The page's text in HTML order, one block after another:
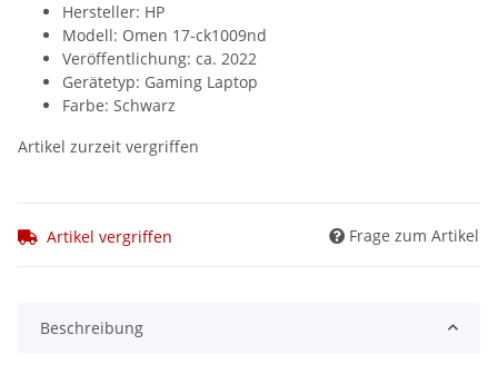
Hersteller: HP
Modell: Omen 17-ck1009nd
Veröffentlichung: ca. 2022
Gerätetyp: Gaming Laptop
Farbe: Schwarz
Artikel zurzeit vergriffen
Artikel vergriffen Frage zum Artikel
Beschreibung